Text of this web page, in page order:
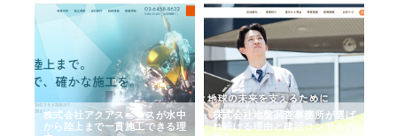
株式会社アクアスペースが水中
から陸上まで一貫施工できる理
株式会社地盤調査事務所が選ば
れ続ける理由と建設コンサルの